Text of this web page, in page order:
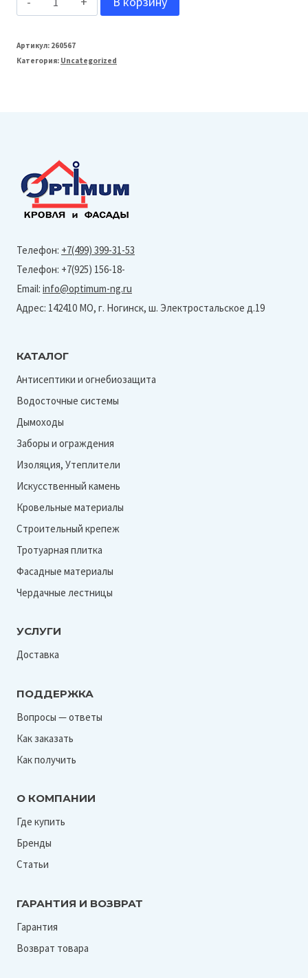
Grand
Line
(Granite-
Ral
7004)
Артикул: 260567
Категория: Uncategorized
Телефон: +7(499) 399-31-53
Телефон: +7(925) 156-18-
Email: info@optimum-ng.ru
Адрес: 142410 МО, г. Ногинск, ш. Электростальское д.19
КАТАЛОГ
Антисептики и огнебиозащита
Водосточные системы
Дымоходы
Заборы и ограждения
Изоляция, Утеплители
Искусственный камень
Кровельные материалы
Строительный крепеж
Тротуарная плитка
Фасадные материалы
Чердачные лестницы
УСЛУГИ
Доставка
ПОДДЕРЖКА
Вопросы — ответы
Как заказать
Как получить
О КОМПАНИИ
Где купить
Бренды
Статьи
ГАРАНТИЯ И ВОЗВРАТ
Гарантия
Возврат товара